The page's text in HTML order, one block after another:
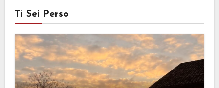
Ti Sei Perso